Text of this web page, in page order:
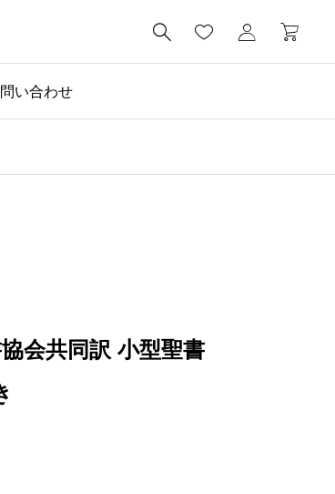

い合わせ
会共同訳 小型聖書